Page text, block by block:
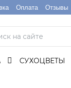
Оплата Отзывы
СУХОЦВЕТЫ